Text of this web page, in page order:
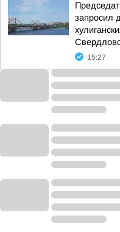
запросил
15:27